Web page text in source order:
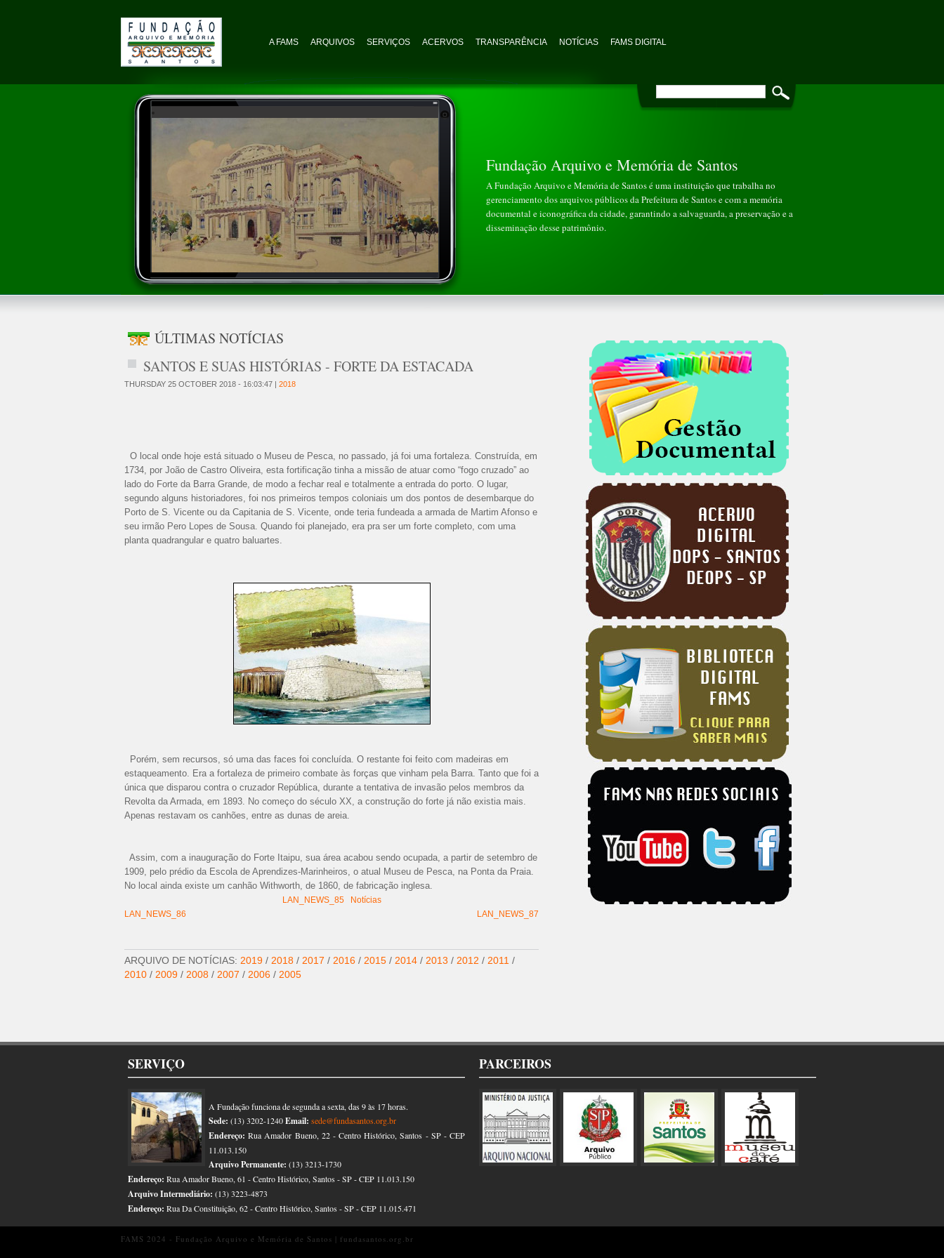
A FAMS ARQUIVOS SERVIÇOS ACERVOS TRANSPARÊNCIA NOTÍCIAS FAMS DIGITAL
Fundação Arquivo e Memória de Santos
A Fundação Arquivo e Memória de Santos é uma instituição que trabalha no
gerenciamento dos arquivos públicos da Prefeitura de Santos e com a memória
documental e iconográfica da cidade, garantindo a salvaguarda, a preservação e a
disseminação desse patrimônio.
ÚLTIMAS NOTÍCIAS
SANTOS E SUAS HISTÓRIAS - FORTE DA ESTACADA
THURSDAY 25 OCTOBER 2018 - 16:03:47 | 2018
O local onde hoje está situado o Museu de Pesca, no passado, já foi uma fortaleza. Construída, em
1734, por João de Castro Oliveira, esta fortificação tinha a missão de atuar como “fogo cruzado” ao
lado do Forte da Barra Grande, de modo a fechar real e totalmente a entrada do porto. O lugar,
segundo alguns historiadores, foi nos primeiros tempos coloniais um dos pontos de desembarque do
Porto de S. Vicente ou da Capitania de S. Vicente, onde teria fundeada a armada de Martim Afonso e
seu irmão Pero Lopes de Sousa. Quando foi planejado, era pra ser um forte completo, com uma
planta quadrangular e quatro baluartes.
Porém, sem recursos, só uma das faces foi concluída. O restante foi feito com madeiras em
estaqueamento. Era a fortaleza de primeiro combate às forças que vinham pela Barra. Tanto que foi a
única que disparou contra o cruzador República, durante a tentativa de invasão pelos membros da
Revolta da Armada, em 1893. No começo do século XX, a construção do forte já não existia mais.
Apenas restavam os canhões, entre as dunas de areia.
Assim, com a inauguração do Forte Itaipu, sua área acabou sendo ocupada, a partir de setembro de
1909, pelo prédio da Escola de Aprendizes-Marinheiros, o atual Museu de Pesca, na Ponta da Praia.
No local ainda existe um canhão Withworth, de 1860, de fabricação inglesa.
LAN_NEWS_85
Notícias
LAN_NEWS_86
LAN_NEWS_87
ARQUIVO DE NOTÍCIAS: 2019 / 2018 / 2017 / 2016 / 2015 / 2014 / 2013 / 2012 / 2011 /
2010 / 2009 / 2008 / 2007 / 2006 / 2005
SERVIÇO
A Fundação funciona de segunda a sexta, das 9 às 17 horas.
Sede: (13) 3202-1240Email: sede@fundasantos.org.br
Endereço: Rua Amador Bueno, 22 - Centro Histórico, Santos - SP - CEP
11.013.150
Arquivo Permanente: (13) 3213-1730
Endereço: Rua Amador Bueno, 61 - Centro Histórico, Santos - SP - CEP 11.013.150
Arquivo Intermediário: (13) 3223-4873
Endereço: Rua Da Constituição, 62 - Centro Histórico, Santos - SP - CEP 11.015.471
PARCEIROS
FAMS 2024 - Fundação Arquivo e Memória de Santos | fundasantos.org.br